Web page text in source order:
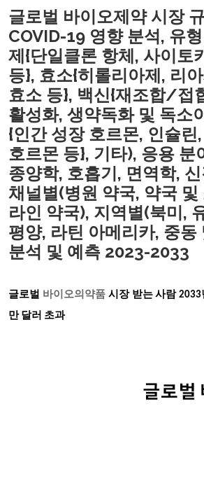
글로벌 바이오제약 시장
COVID-19 영향 분석, 유
제{단일클론 항체, 사이토
등}, 효소{히롤리아제, 리
효소 등}, 백신{재조합/접
활성화, 생약독화 및 독소
{인간 성장 호르몬, 인슐린
호르몬 등}, 기타), 응용 분
종양학, 호흡기, 면역학,
채널별(병원 약국, 약국 및
라인 약국), 지역별(북미,
평양, 라틴 아메리카, 중동
분석 및 예측 2023-2033
글로벌 바이오의약품 시장 받는 사람2033
만 달러 초과